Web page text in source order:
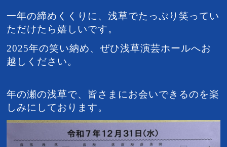
一年の締めくくりに、浅草でたっぷり笑ってい
ただけたら嬉しいです。
2025年の笑い納め、ぜひ浅草演芸ホールへお
越しください。
年の瀬の浅草で、皆さまにお会いできるのを楽
しみにしております。